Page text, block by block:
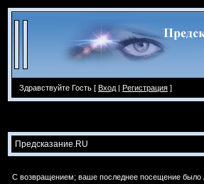
Здравствуйте Гость [ Вход | Регистрация ]
Предсказание.RU
С возвращением; ваше последнее посещение было